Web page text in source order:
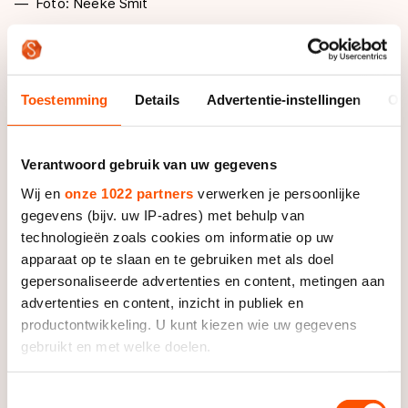
Toestemming Details Advertentie-instellingen
Verantwoord gebruik van uw gegevens
Wij en onze 1022 partners verwerken je persoonlijke
gegevens (bijv. uw IP-adres) met behulp van
technologieën zoals cookies om informatie op uw
apparaat op te slaan en te gebruiken met als doel
gepersonaliseerde advertenties en content, metingen aan
advertenties en content, inzicht in publiek en
productontwikkeling. U kunt kiezen wie uw gegevens
gebruikt en met welke doelen.
De zeventienjarige rijder toonde zich in Achterveld in
zodoende genoegen moest nemen met het zilver.
Casper de Gier ging op gepaste afstand met het
Bij de dames ging de Nederlandse titel naar Berber
Vonk. Danielle Ootes – die onlangs bij het NK Baan
nog vier keer goud pakte – kwam als tweede over de
streep gevolgd door Gerline Crediet.
Tiemen van der Kolk sprintte naar de winst bij de
junioren-B heren. Op het podium werd hij geflankeerd
door Bart Hoolwerf (tweede) en Edwin Korenberg
(derde).